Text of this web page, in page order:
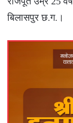
बिलासपुर छ.ग.।